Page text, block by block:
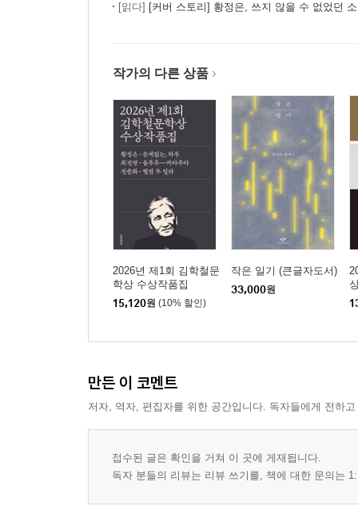
[읽다] [커버 스토리] 황정은, 쓰지 않을 수 없었던
작가의 다른 상품
2026년 제1회 김학철문
학상 수상작품집
15,120원 (10% 할인)
작은 일기 (큰글자도서)
33,000원
만든 이 코멘트
저자, 역자, 편집자를 위한 공간입니다. 독자들에게 전하
접수된 글은 확인을 거쳐 이 곳에 게재됩니다.
독자 분들의 리뷰는 리뷰 쓰기를, 책에 대한 문의는